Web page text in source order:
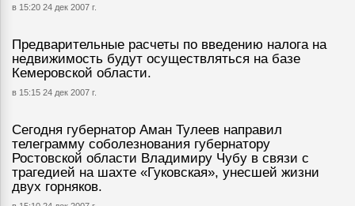
в 15:20 24 дек 2007 г.
Предварительные расчеты по введению налога на
недвижимость будут осуществляться на базе
Кемеровской области.
в 15:15 24 дек 2007 г.
Сегодня губернатор Аман Тулеев направил
телеграмму соболезнования губернатору
Ростовской области Владимиру Чубу в связи с
трагедией на шахте «Гуковская», унесшей жизни
двух горняков.